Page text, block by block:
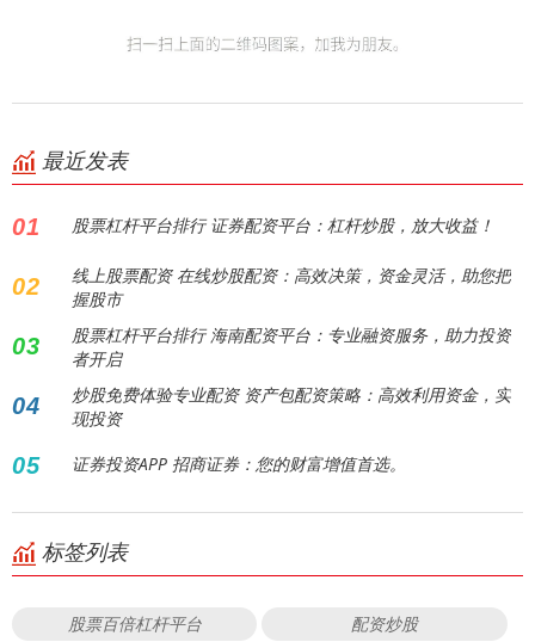
最近发表
01 股票杠杆平台排行 证券配资平台：杠杆炒股，放大收益！
02
线上股票配资 在线炒股配资：高效决策，资金灵活，助您把
握股市
03
股票杠杆平台排行 海南配资平台：专业融资服务，助力投资
者开启
04
炒股免费体验专业配资 资产包配资策略：高效利用资金，实
现投资
05 证券投资APP 招商证券：您的财富增值首选。
标签列表
股票百倍杠杆平台 配资炒股